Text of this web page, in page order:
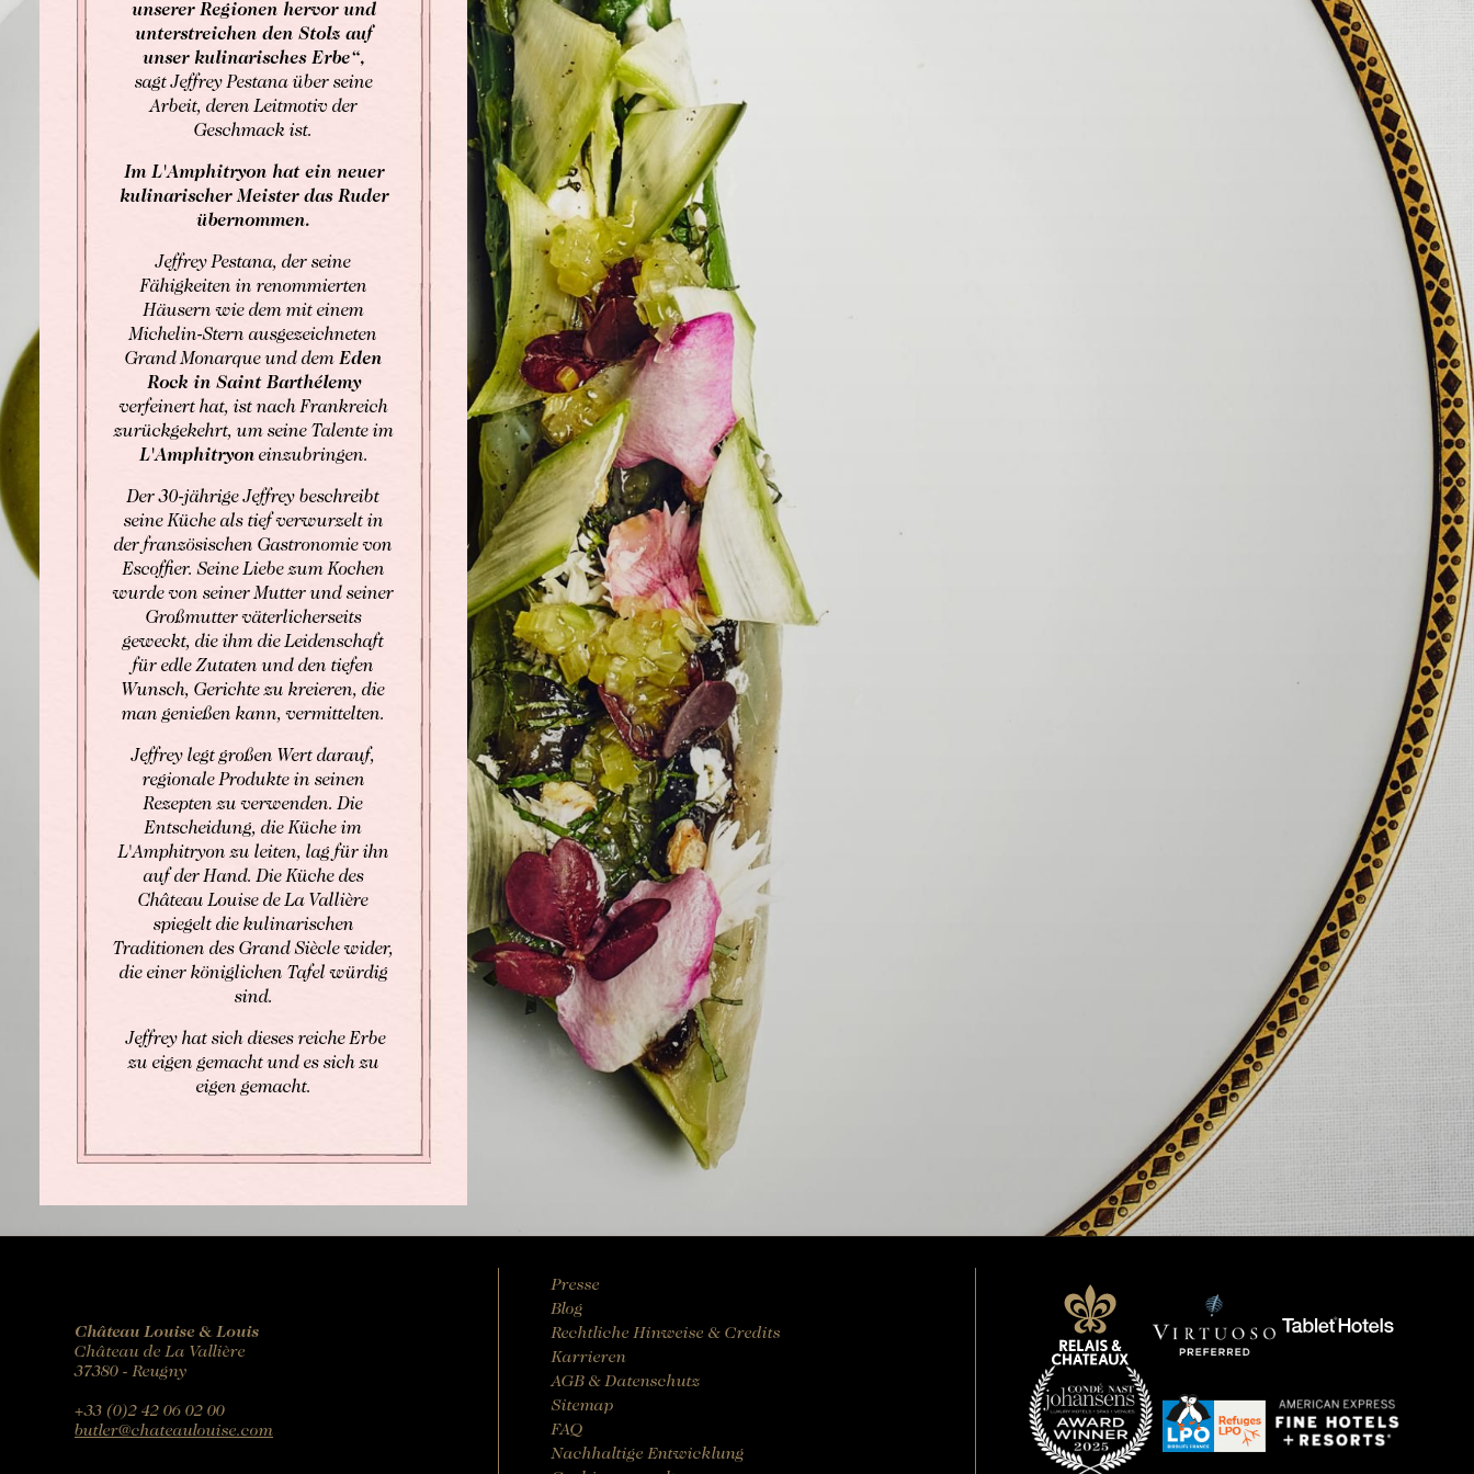
Afternoon Tea
Buchen Zimmer
Buchen Zimmer
Buchen Gourmet-Restaurant
Buchen Bistro-Restaurant
BUCHEN
Für Daten "auf Anfrage",
wenden Sie sich bitte direkt an das Hotel:
Tel: +33 2 42 06 02 00
Fax: +33 1 40 29 07 00
butler@chateaulouise.com
unserer Regionen hervor und
unterstreichen den Stolz auf
unser kulinarisches Erbe“,
sagt Jeffrey Pestana über seine
Arbeit, deren Leitmotiv der
Geschmack ist.
Im L'Amphitryon hat ein neuer
kulinarischer Meister das Ruder
übernommen.
Jeffrey Pestana, der seine
Fähigkeiten in renommierten
Häusern wie dem mit einem
Michelin-Stern ausgezeichneten
Grand Monarque und dem Eden
Rock in Saint Barthélemy
verfeinert hat, ist nach Frankreich
zurückgekehrt, um seine Talente im
L'Amphitryoneinzubringen.
Der 30-jährige Jeffrey beschreibt
seine Küche als tief verwurzelt in
der französischen Gastronomie von
Escoffier. Seine Liebe zum Kochen
wurde von seiner Mutter und seiner
Großmutter väterlicherseits
geweckt, die ihm die Leidenschaft
für edle Zutaten und den tiefen
Wunsch, Gerichte zu kreieren, die
man genießen kann, vermittelten.
Jeffrey legt großen Wert darauf,
regionale Produkte in seinen
Rezepten zu verwenden. Die
Entscheidung, die Küche im
L'Amphitryon zu leiten, lag für ihn
auf der Hand. Die Küche des
Château Louise de La Vallière
spiegelt die kulinarischen
Traditionen des Grand Siècle wider,
die einer königlichen Tafel würdig
sind.
Jeffrey hat sich dieses reiche Erbe
zu eigen gemacht und es sich zu
eigen gemacht.
Château Louise & Louis
Château de La Vallière
37380 - Reugny
+33 (0)2 42 06 02 00
butler@chateaulouise.com
Presse
Blog
Rechtliche Hinweise & Credits
Karrieren
AGB & Datenschutz
Sitemap
FAQ
Nachhaltige Entwicklung